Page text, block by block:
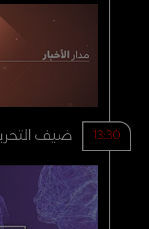
13:30 ضيف